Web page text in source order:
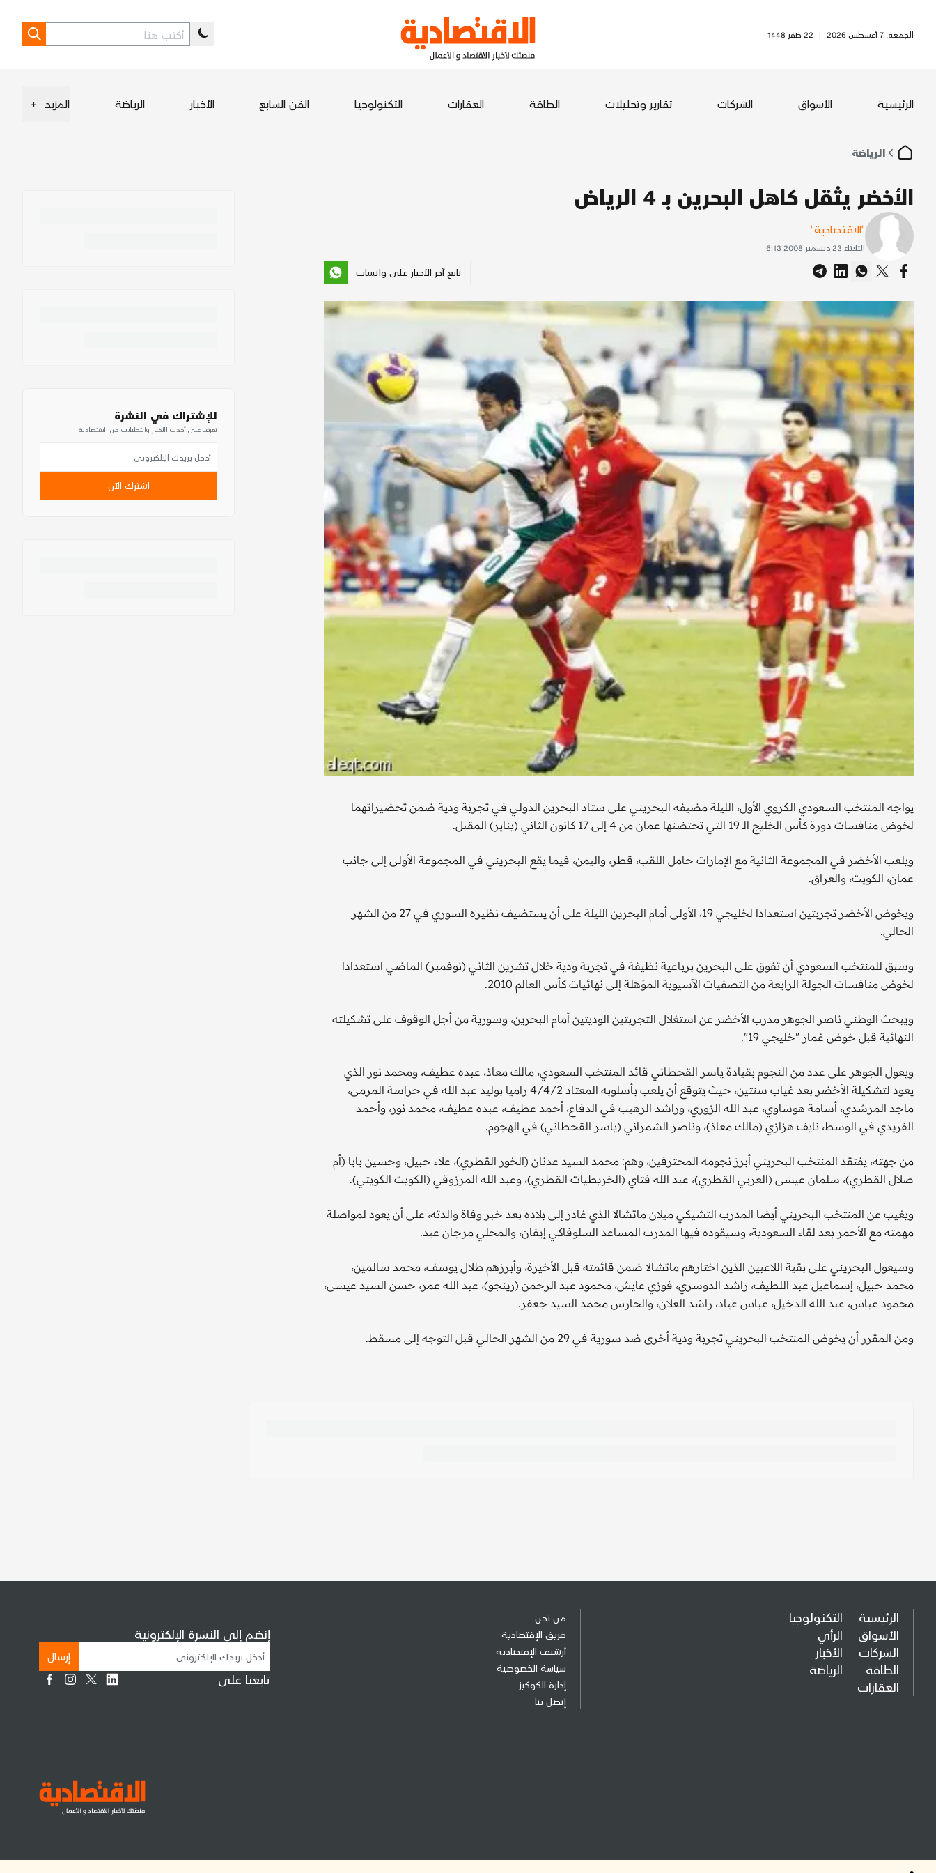
الجمعة, 7 أغسطس 2026 | 22 صَفَر 1448
الرئيسية الأسواق الشركات تقارير وتحليلات الطاقة العقارات التكنولوجيا الفن السابع الأخبار الرياضة المزيد +
الرياضة
الأخضر يثقل كاهل البحرين بـ 4 الرياض
"الاقتصادية"
الثلاثاء 23 ديسمبر 2008 6:13
تابع آخر الأخبار على واتساب
يواجه المنتخب السعودي الكروي الأول، الليلة مضيفه البحريني على ستاد البحرين الدولي في تجربة ودية ضمن تحضيراتهما
لخوض منافسات دورة كأس الخليج الـ 19 التي تحتضنها عمان من 4 إلى 17 كانون الثاني (يناير) المقبل.
ويلعب الأخضر في المجموعة الثانية مع الإمارات حامل اللقب، قطر، واليمن، فيما يقع البحريني في المجموعة الأولى إلى جانب
عمان، الكويت، والعراق.
ويخوض الأخضر تجربتين استعدادا لخليجي 19، الأولى أمام البحرين الليلة على أن يستضيف نظيره السوري في 27 من الشهر
الحالي.
وسبق للمنتخب السعودي أن تفوق على البحرين برباعية نظيفة في تجربة ودية خلال تشرين الثاني (نوفمبر) الماضي استعدادا
لخوض منافسات الجولة الرابعة من التصفيات الآسيوية المؤهلة إلى نهائيات كأس العالم 2010.
ويبحث الوطني ناصر الجوهر مدرب الأخضر عن استغلال التجربتين الوديتين أمام البحرين، وسورية من أجل الوقوف على تشكيلته
النهائية قبل خوض غمار "خليجي 19".
ويعول الجوهر على عدد من النجوم بقيادة ياسر القحطاني قائد المنتخب السعودي، مالك معاذ، عبده عطيف، ومحمد نور الذي
يعود لتشكيلة الأخضر بعد غياب سنتين، حيث يتوقع أن يلعب بأسلوبه المعتاد 4/4/2 راميا بوليد عبد الله في حراسة المرمى،
ماجد المرشدي، أسامة هوساوي، عبد الله الزوري، وراشد الرهيب في الدفاع، أحمد عطيف، عبده عطيف، محمد نور، وأحمد
الفريدي في الوسط، نايف هزازي (مالك معاذ)، وناصر الشمراني (ياسر القحطاني) في الهجوم.
من جهته، يفتقد المنتخب البحريني أبرز نجومه المحترفين، وهم: محمد السيد عدنان (الخور القطري)، علاء حبيل، وحسين بابا (أم
صلال القطري)، سلمان عيسى (العربي القطري)، عبد الله فتاي (الخريطيات القطري)، وعبد الله المرزوقي (الكويت الكويتي).
ويغيب عن المنتخب البحريني أيضا المدرب التشيكي ميلان ماتشالا الذي غادر إلى بلاده بعد خبر وفاة والدته، على أن يعود لمواصلة
مهمته مع الأحمر بعد لقاء السعودية، وسيقوده فيها المدرب المساعد السلوفاكي إيفان، والمحلي مرجان عيد.
وسيعول البحريني على بقية اللاعبين الذين اختارهم ماتشالا ضمن قائمته قبل الأخيرة، وأبرزهم طلال يوسف، محمد سالمين،
محمد حبيل، إسماعيل عبد اللطيف، راشد الدوسري، فوزي عايش، محمود عبد الرحمن (رينجو)، عبد الله عمر، حسن السيد عيسى،
محمود عباس، عبد الله الدخيل، عباس عياد، راشد العلان، والحارس محمد السيد جعفر.
ومن المقرر أن يخوض المنتخب البحريني تجربة ودية أخرى ضد سورية في 29 من الشهر الحالي قبل التوجه إلى مسقط.
للإشتراك في النشرة
تعرف على أحدث الأخبار والتحليلات من الاقتصادية
اشترك الآن
الرئيسية
الأسواق
الشركات
الطاقة
العقارات
التكنولوجيا
الرأي
الأخبار
الرياضة
من نحن
فريق الإقتصادية
أرشيف الإقتصادية
سياسة الخصوصية
إدارة الكوكيز
إتصل بنا
إنضم إلى النشرة الإلكترونية
إرسال
تابعنا على